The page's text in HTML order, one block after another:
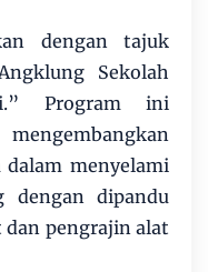
dengan tajuk
Sekolah
Program ini
dalam menyelami
dengan dipandu
dan pengrajin alat